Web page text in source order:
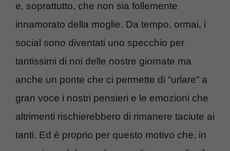
e, soprattutto, che non sia follemente
innamorato della moglie. Da tempo, ormai, i
social sono diventati uno specchio per
tantissimi di noi delle nostre giornate ma
anche un ponte che ci permette di “urlare” a
gran voce i nostri pensieri e le emozioni che
altrimenti rischierebbero di rimanere taciute ai
tanti. Ed è proprio per questo motivo che, in